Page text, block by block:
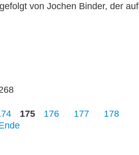
von Jochen Binder, der auf
175 176 177
178